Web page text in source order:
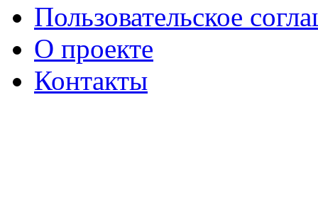
Пользовательское
О проекте
Контакты